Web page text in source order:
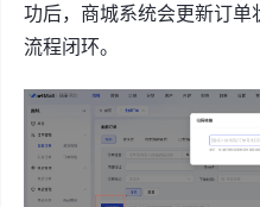
功后，商城系统会更新订单
流程闭环。